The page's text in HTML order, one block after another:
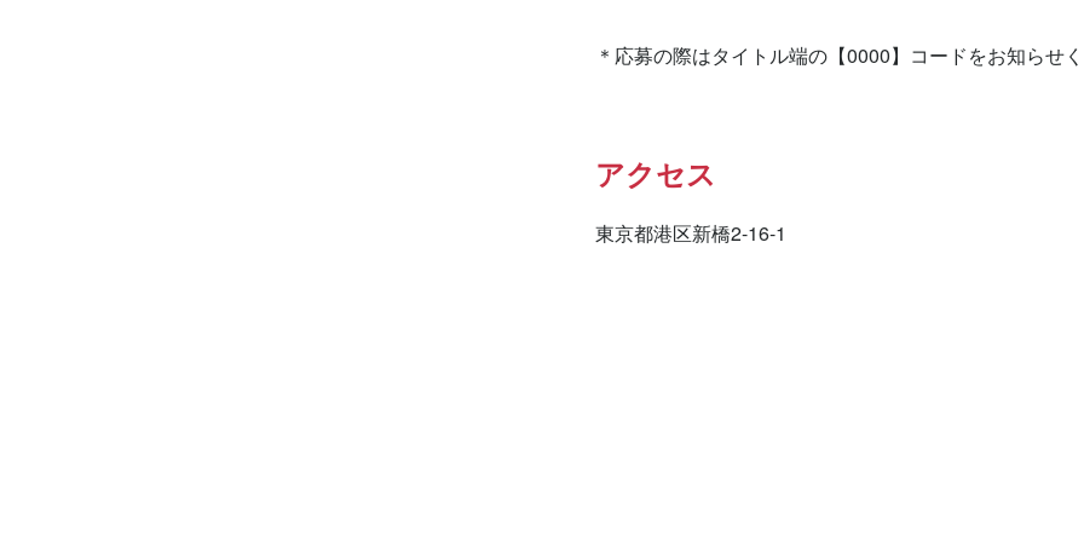
＊応募の際はタイトル端の【0000】コードをお知らせく
アクセス
東京都港区新橋2-16-1